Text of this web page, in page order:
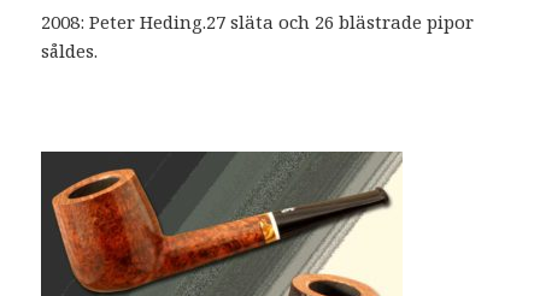
2008: Peter Heding.27 släta och 26 blästrade pipor
såldes.